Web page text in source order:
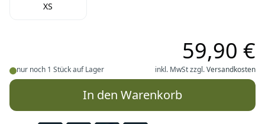
XS
nur noch 1 Stück auf Lager
59,90 €
inkl. MwSt zzgl.Versandkosten
In den Warenkorb